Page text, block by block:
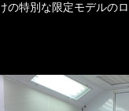
特別な限定モデルの